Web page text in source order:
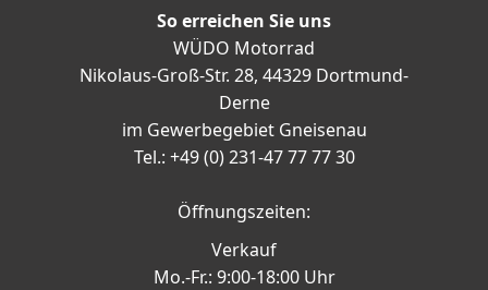
So erreichen Sie uns
WÜDO Motorrad
Nikolaus-Groß-Str. 28, 44329 Dortmund-
Derne
im Gewerbegebiet Gneisenau
Tel.: +49 (0) 231-47 77 77 30
Öffnungszeiten:
Verkauf
Mo.-Fr.: 9:00-18:00 Uhr